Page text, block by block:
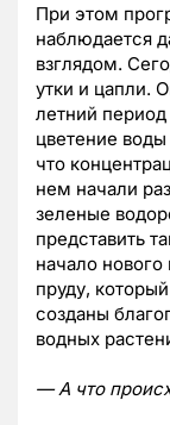
При этом
наблюдается
взглядом.
утки и цапли.
летний
цветение
что
нем начали
зеленые
представить
начало
пруду,
созданы
водных
— А что